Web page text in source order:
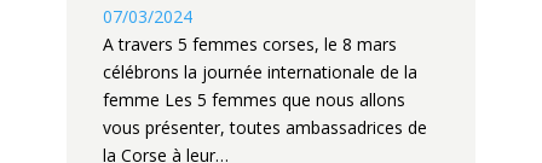
07/03/2024
A travers 5 femmes corses, le 8 mars
célébrons la journée internationale de la
femme Les 5 femmes que nous allons
vous présenter, toutes ambassadrices de
la Corse à leur…